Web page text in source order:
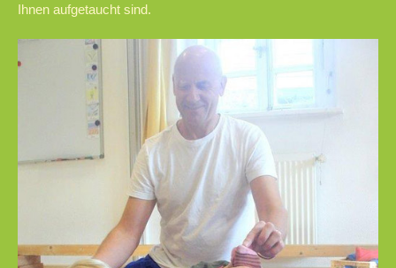
Ihnen aufgetaucht sind.